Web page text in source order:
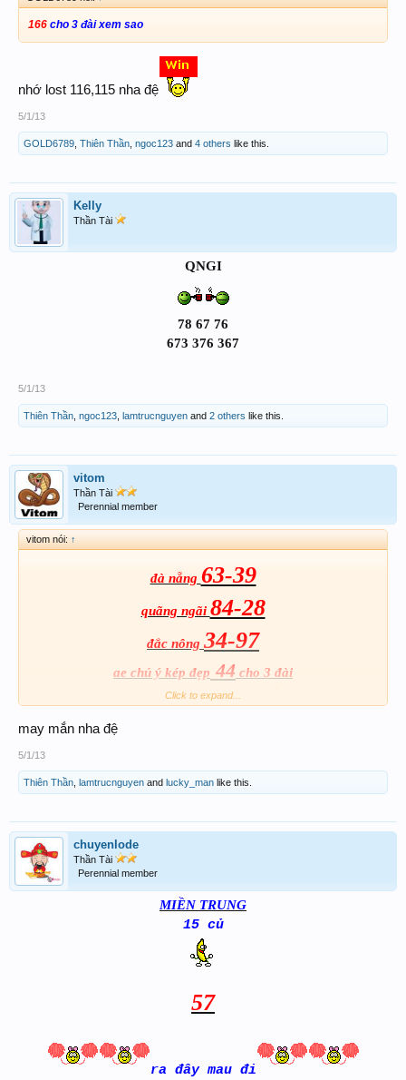
166 cho 3 đài xem sao
nhớ lost 116,115 nha đệ
5/1/13
GOLD6789 Thiên Thần ngoc123 and 4 others like this.
Kelly
Thần Tài
QNGI
78 67 76
673 376 367
5/1/13
Thiên Thần ngoc123 lamtrucnguyen and 2 others like this.
vitom
Thần Tài
Perennial member
vitom nói: ↑
đà nẵng 63-39
quãng ngãi 84-28
đắc nông 34-97
ae chú ý kép đẹp 44 cho 3 đài
thân chúc các bạn may mắn
Click to expand...
may mắn nha đệ
5/1/13
Thiên Thần lamtrucnguyen and lucky_man like this.
chuyenlode
Thần Tài
Perennial member
MIỀN TRUNG
15 củ
57
ra đây mau đi